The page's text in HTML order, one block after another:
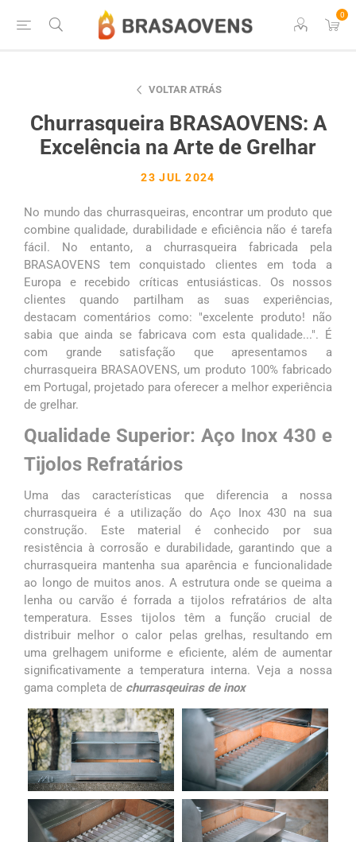
0
VOLTAR ATRÁS
Churrasqueira BRASAOVENS: A
Excelência na Arte de Grelhar
23 JUL 2024
No mundo das churrasqueiras, encontrar um produto que
combine qualidade, durabilidade e eficiência não é tarefa
fácil. No entanto, a churrasqueira fabricada pela
BRASAOVENS tem conquistado clientes em toda a
Europa e recebido críticas entusiásticas. Os nossos
clientes quando partilham as suas experiências,
destacam comentários como: "excelente produto! não
sabia que ainda se fabricava com esta qualidade...". É
com grande satisfação que apresentamos a
churrasqueira BRASAOVENS, um produto 100% fabricado
em Portugal, projetado para oferecer a melhor experiência
de grelhar.
Qualidade Superior: Aço Inox 430 e
Tijolos Refratários
Uma das características que diferencia a nossa
churrasqueira é a utilização do Aço Inox 430 na sua
construção. Este material é conhecido por sua
resistência à corrosão e durabilidade, garantindo que a
churrasqueira mantenha sua aparência e funcionalidade
ao longo de muitos anos. A estrutura onde se queima a
lenha ou carvão é forrada a tijolos refratários de alta
temperatura. Esses tijolos têm a função crucial de
distribuir melhor o calor pelas grelhas, resultando em
uma grelhagem uniforme e eficiente, além de aumentar
significativamente a temperatura interna. Veja a nossa
gama completa de churrasqeuiras de inox